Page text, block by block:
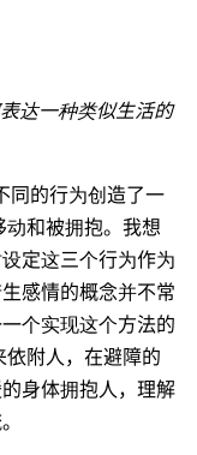
达一种类似生活的
同的行为创造了一
和被拥抱。我想
定这三个行为作为
感情的概念并不常
个实现这个方法的
附人，在避障的
身体拥抱人，理解